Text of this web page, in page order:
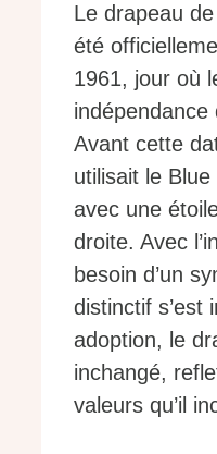
Le drapeau
été
1961, jour où
indépendance
Avant cette
utilisait le
avec une
droite. Avec
besoin d’un
distinctif s’est
adoption, le
inchangé,
valeurs qu’il